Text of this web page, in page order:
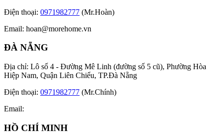
Điện thoại: 0971982777 (Mr.Hoàn)
Email: hoan@morehome.vn
ĐÀ NẴNG
Địa chỉ: Lô số 4 - Đường Mê Linh (đường số 5 cũ), Phường Hòa
Hiệp Nam, Quận Liên Chiểu, TP.Đà Nẵng
Điện thoại: 0971982777 (Mr.Chính)
Email:
HỒ CHÍ MINH